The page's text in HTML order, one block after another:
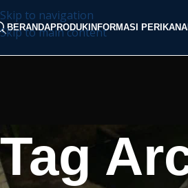
Skip to navigation
Skip to main content
BERANDAPRODUK INFORMASI
Tag